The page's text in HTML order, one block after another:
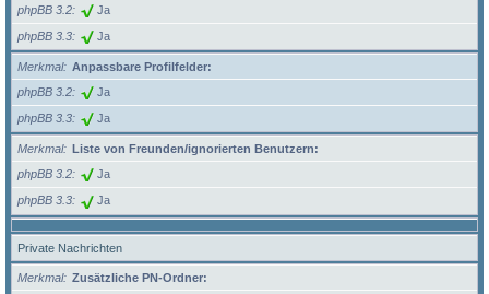
phpBB 3.2
Ja
phpBB 3.3 Ja
Merkmal
Anpassbare Profilfelder:
phpBB 3.2
Ja
phpBB 3.3 Ja
Merkmal
Liste von Freunden/ignorierten Benutzern:
phpBB 3.2
Ja
phpBB 3.3 Ja
Private Nachrichten
Merkmal
Zusätzliche PN-Ordner: